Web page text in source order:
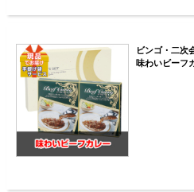
ビンゴ・二次
味わいビーフ